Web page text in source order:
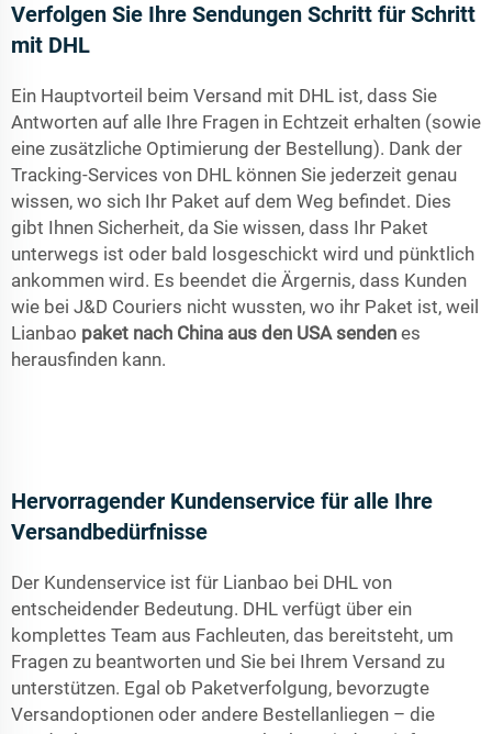
Verfolgen Sie Ihre Sendungen Schritt für Schritt
mit DHL
Ein Hauptvorteil beim Versand mit DHL ist, dass Sie
Antworten auf alle Ihre Fragen in Echtzeit erhalten (sowie
eine zusätzliche Optimierung der Bestellung). Dank der
Tracking-Services von DHL können Sie jederzeit genau
wissen, wo sich Ihr Paket auf dem Weg befindet. Dies
gibt Ihnen Sicherheit, da Sie wissen, dass Ihr Paket
unterwegs ist oder bald losgeschickt wird und pünktlich
ankommen wird. Es beendet die Ärgernis, dass Kunden
wie bei J&D Couriers nicht wussten, wo ihr Paket ist, weil
Lianbao paket nach China aus den USA senden es
herausfinden kann.
Hervorragender Kundenservice für alle Ihre
Versandbedürfnisse
Der Kundenservice ist für Lianbao bei DHL von
entscheidender Bedeutung. DHL verfügt über ein
komplettes Team aus Fachleuten, das bereitsteht, um
Fragen zu beantworten und Sie bei Ihrem Versand zu
unterstützen. Egal ob Paketverfolgung, bevorzugte
Versandoptionen oder andere Bestellanliegen – die